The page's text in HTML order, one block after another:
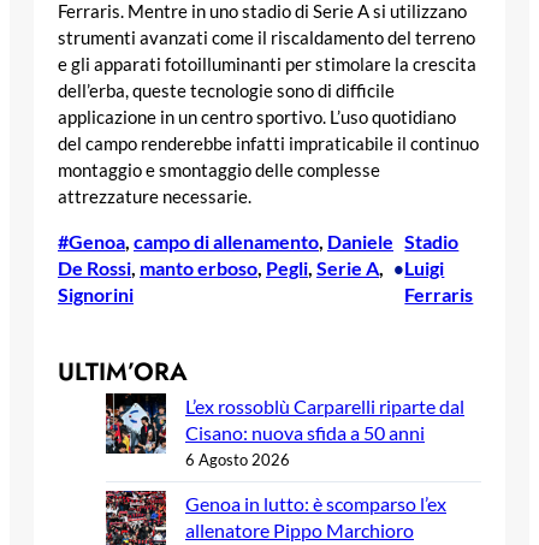
Ferraris. Mentre in uno stadio di Serie A si utilizzano
strumenti avanzati come il riscaldamento del terreno
e gli apparati fotoilluminanti per stimolare la crescita
dell’erba, queste tecnologie sono di difficile
applicazione in un centro sportivo. L’uso quotidiano
del campo renderebbe infatti impraticabile il continuo
montaggio e smontaggio delle complesse
attrezzature necessarie.
#Genoa campo di allenamento Daniele
De Rossi manto erboso Pegli Serie A
Signorini
•
Stadio
Luigi
Ferraris
ULTIM’ORA
L’ex rossoblù Carparelli riparte dal
Cisano: nuova sfida a 50 anni
6 Agosto 2026
Genoa in lutto: è scomparso l’ex
allenatore Pippo Marchioro